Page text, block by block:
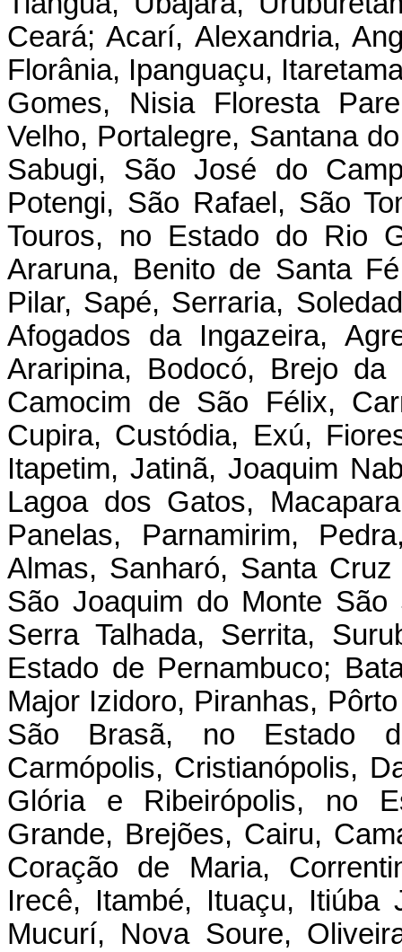
Ceará; Acarí, Alexandria,
Florânia, Ipanguaçu,
Gomes, Nisia Floresta
Velho, Portalegre, Santana
Sabugi, São José do
Potengi, São Rafael, São
Touros, no Estado do Rio
Araruna, Benito de Santa
Pilar, Sapé, Serraria,
Afogados da Ingazeira,
Araripina, Bodocó, Brejo
Camocim de São Félix,
Cupira, Custódia, Exú,
Itapetim, Jatinã, Joaquim
Lagoa dos Gatos,
Panelas, Parnamirim,
Almas, Sanharó, Santa
São Joaquim do Monte
Serra Talhada, Serrita,
Estado de Pernambuco;
Major Izidoro, Piranhas,
São Brasã, no Estado
Carmópolis, Cristianópolis,
Glória e Ribeirópolis, no
Grande, Brejões, Cairu,
Coração de Maria,
Irecê, Itambé, Ituaçu, Itiúba
Mucurí, Nova Soure,